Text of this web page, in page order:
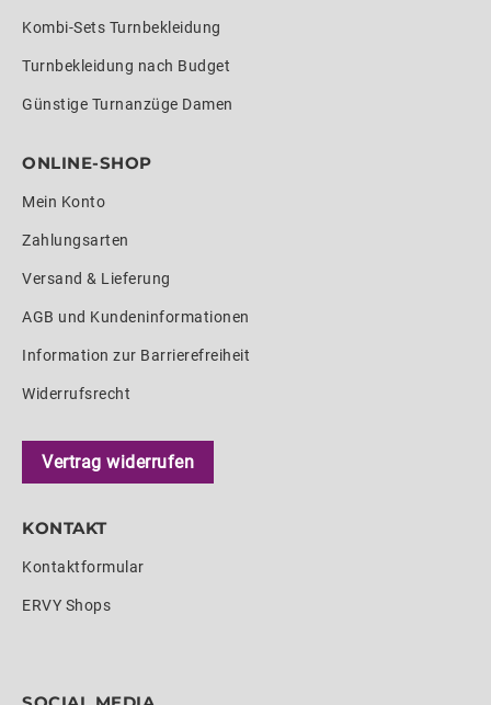
Kombi-Sets Turnbekleidung
Turnbekleidung nach Budget
Günstige Turnanzüge Damen
ONLINE-SHOP
Mein Konto
Zahlungsarten
Versand & Lieferung
AGB und Kundeninformationen
Information zur Barrierefreiheit
Widerrufsrecht
Vertrag widerrufen
KONTAKT
Kontaktformular
ERVY Shops